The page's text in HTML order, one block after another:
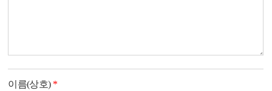
이름(상호) *